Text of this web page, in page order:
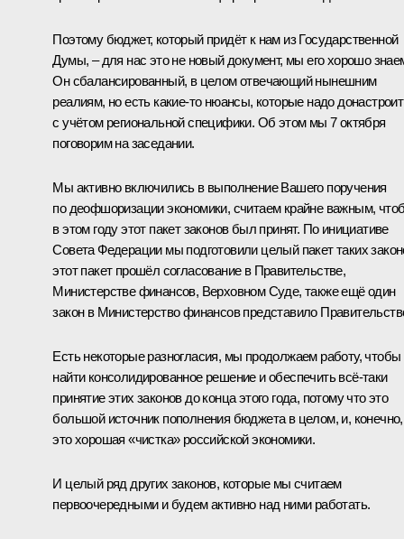
Поэтому бюджет, который придёт к нам из Государственной
Думы, – для нас это не новый документ, мы его хорошо
Он сбалансированный, в целом отвечающий нынешним
реалиям, но есть какие‑то нюансы, которые надо
с учётом региональной специфики. Об этом мы 7 октября
поговорим на заседании.
Мы активно включились в выполнение Вашего поручения
по деофшоризации экономики, считаем крайне важным,
в этом году этот пакет законов был принят. По инициативе
Совета Федерации мы подготовили целый пакет таких
этот пакет прошёл согласование в Правительстве,
Министерстве финансов, Верховном Суде, также ещё один
закон в Министерство финансов представило
Есть некоторые разногласия, мы продолжаем работу, чтобы
найти консолидированное решение и обеспечить всё‑таки
принятие этих законов до конца этого года, потому что это
большой источник пополнения бюджета в целом, и, конечно,
это хорошая «чистка» российской экономики.
И целый ряд других законов, которые мы считаем
первоочередными и будем активно над ними работать.